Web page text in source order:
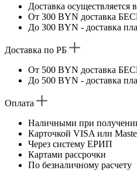
Доставка осуществляется
От 300 BYN доставка
До 300 BYN - доставка
Доставка по РБ
От 500 BYN доставка
До 500 BYN - доставка
Оплата
Наличными при
Карточкой VISA или
Через систему ЕРИП
Картами рассрочки
По безналичному расчету